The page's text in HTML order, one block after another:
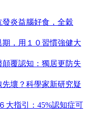
炎益腦好食，全穀
，用１０習慣強健大
覆認知：獨居更防失
壞？科學家新研究疑
大指引：45%認知症可